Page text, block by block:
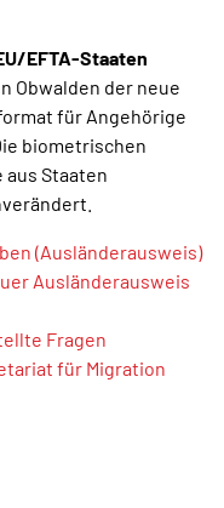
EFTA-Staaten
Obwalden der neue
für Angehörige
biometrischen
Staaten
(Ausländerausweis)
Ausländerausweis
Fragen
für Migration